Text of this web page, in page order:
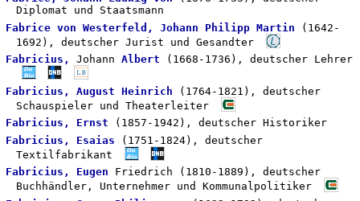
Diplomat und Staatsmann
Fabrice von Westerfeld, Johann Philipp Martin (1642-
1692), deutscher Jurist und Gesandter
Fabricius,
JohannAlbert (1668-1736), deutscher Lehrer
Fabricius, August Heinrich (1764-1821), deutscher
Schauspieler und Theaterleiter
Fabricius, Ernst (1857-1942), deutscher Historiker
Fabricius, Esaias (1751-1824), deutscher
Textilfabrikant
Fabricius, Eugen Friedrich (1810-1889), deutscher
Buchhändler, Unternehmer und Kommunalpolitiker